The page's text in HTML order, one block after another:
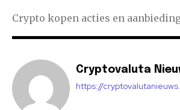
Crypto kopen acties en
Cryptovaluta
https://